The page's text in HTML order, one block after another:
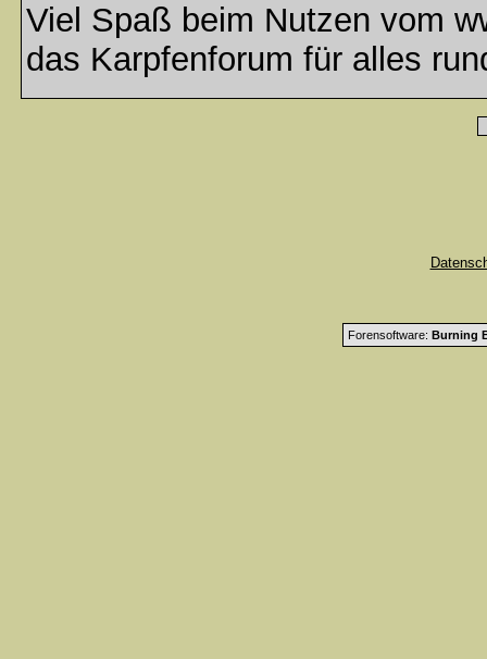
Viel Spaß beim Nutzen vom
das Karpfenforum für alles
Forensoftware: Burning